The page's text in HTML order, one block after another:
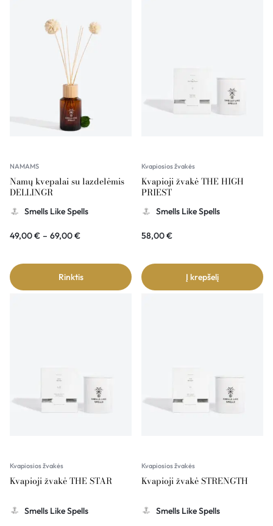
NAMAMS
Namų kvepalai su lazdelėmis
DELLINGR
Smells Like Spells
49,00€ – 69,00€
Rinktis
Kvapiosios žvakės
Kvapioji žvakė THE HIGH
PRIEST
Smells Like Spells
58,00€
Į krepšelį
Kvapiosios žvakės
Kvapioji žvakė THE STAR
Smells Like Spells
Kvapiosios žvakės
Kvapioji žvakė STRENGTH
Smells Like Spells